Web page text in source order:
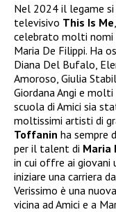
Nel 2024 il legame
televisivo This Is Me
celebrato molti
Maria De Filippi. Ha
Diana Del Bufalo,
Amoroso, Giulia
Giordana Angi e
scuola di Amici sia
moltissimi artisti di
Toffanin ha sempre
per il talent di Maria
in cui offre ai giovani
iniziare una carriera
Verissimo è una
vicina ad Amici e a